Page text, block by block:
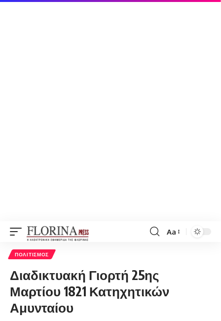
Font
Aa
ΠΟΛΙΤΙΣΜΌΣ
Διαδικτυακή Γιορτή 25ης
Μαρτίου 1821 Κατηχητικών
Αμυνταίου